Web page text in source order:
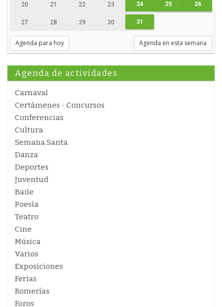
20 21 22 23 24 25 26
27 28 29 30 31
Agenda para hoy Agenda en esta semana
Agenda de actividades
Carnaval
Certámenes - Concursos
Conferencias
Cultura
Semana Santa
Danza
Deportes
Juventud
Baile
Poesía
Teatro
Cine
Música
Varios
Exposiciones
Ferias
Romerías
Foros